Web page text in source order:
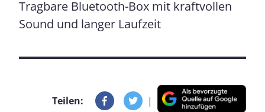
Tragbare Bluetooth-Box mit kraftvollen
Sound und langer Laufzeit
Teilen: |